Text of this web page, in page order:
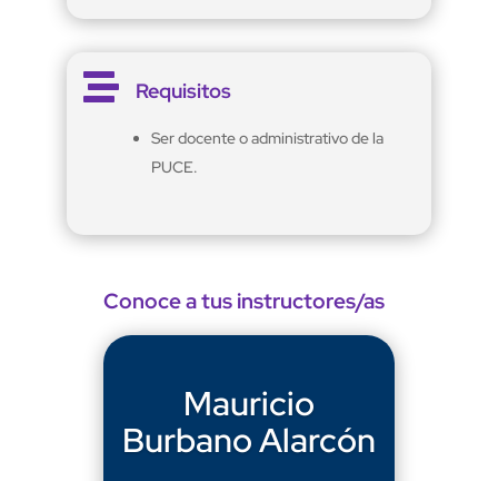
 Requisitos
Ser docente o administrativo de la
PUCE.
Conoce a tus instructores/as
Mauricio
Burbano Alarcón